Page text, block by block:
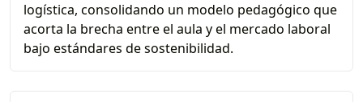
logística, consolidando un modelo pedagógico que
acorta la brecha entre el aula y el mercado laboral
bajo estándares de sostenibilidad.